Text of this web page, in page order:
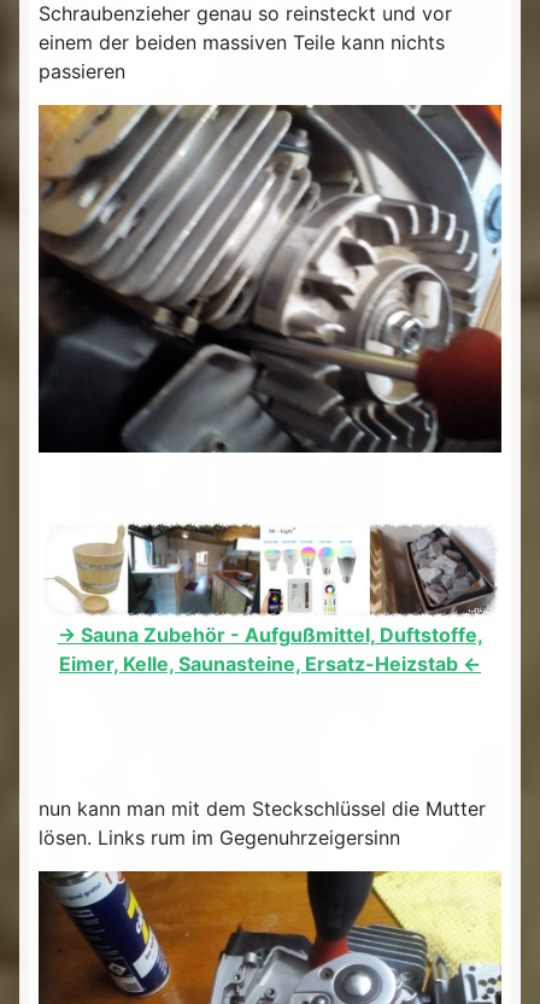
Schraubenzieher genau so reinsteckt und vor
einem der beiden massiven Teile kann nichts
passieren
-> Sauna Zubehör - Aufgußmittel, Duftstoffe,
Eimer, Kelle, Saunasteine, Ersatz-Heizstab <-
nun kann man mit dem Steckschlüssel die Mutter
lösen. Links rum im Gegenuhrzeigersinn